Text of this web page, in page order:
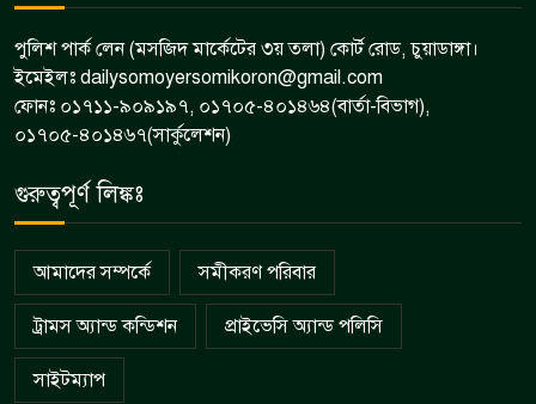
পুলিশ পার্ক লেন (মসজিদ মার্কেটের ৩য় তলা) কোর্ট রোড, চুয়াডাঙ্গা।
ইমেইলঃ dailysomoyersomikoron@gmail.com
ফোনঃ ০১৭১১-৯০৯১৯৭, ০১৭০৫-৪০১৪৬৪(বার্তা-বিভাগ),
০১৭০৫-৪০১৪৬৭(সার্কুলেশন)
গুরুত্বপূর্ণ লিঙ্কঃ
আমাদের সম্পর্কে সমীকরণ পরিবার
ট্রামস অ্যান্ড কন্ডিশন প্রাইভেসি অ্যান্ড পলিসি
সাইটম্যাপ